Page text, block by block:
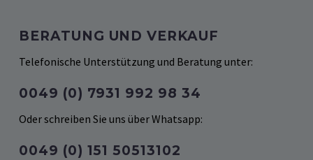
BERATUNG UND VERKAUF
Telefonische Unterstützung und Beratung unter:
0049 (0) 7931 992 98 34
Oder schreiben Sie uns über Whatsapp:
0049 (‭0) 151 50513102‬